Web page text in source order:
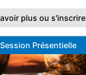
plus ou s'inscrire
Session Présentielle